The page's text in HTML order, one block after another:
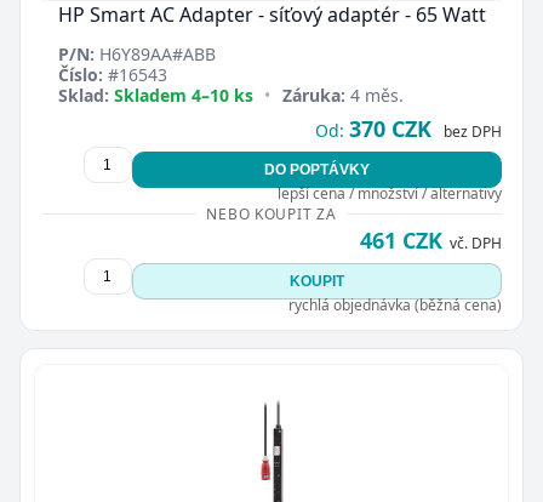
HP Smart AC Adapter - síťový adaptér - 65 Watt
P/N: H6Y89AA#ABB
Číslo: #16543
Sklad: Skladem 4–10 ks • Záruka: 4 měs.
Od: 370 CZK bez DPH
DO POPTÁVKY
lepší cena / množství / alternativy
NEBO KOUPIT ZA
461 CZK vč. DPH
KOUPIT
rychlá objednávka (běžná cena)